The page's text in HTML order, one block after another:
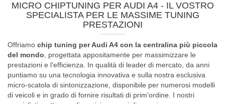
MICRO CHIPTUNING PER AUDI A4 - IL VOSTRO
SPECIALISTA PER LE MASSIME TUNING
PRESTAZIONI
Offriamo chip tuning per Audi A4 con la centralina più piccola
del mondo , progettata appositamente per massimizzare le
prestazioni e l'efficienza. In qualità di leader di mercato, da anni
puntiamo su una tecnologia innovativa e sulla nostra esclusiva
micro-scatola di sintonizzazione, disponibile per numerosi modelli
di veicoli e in grado di fornire risultati di prim'ordine. I nostri